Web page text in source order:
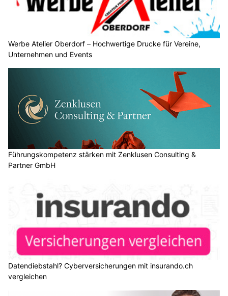
Werbe Atelier Oberdorf – Hochwertige Drucke für Vereine,
Unternehmen und Events
Führungskompetenz stärken mit Zenklusen Consulting &
Partner GmbH
Datendiebstahl? Cyberversicherungen mit insurando.ch
vergleichen